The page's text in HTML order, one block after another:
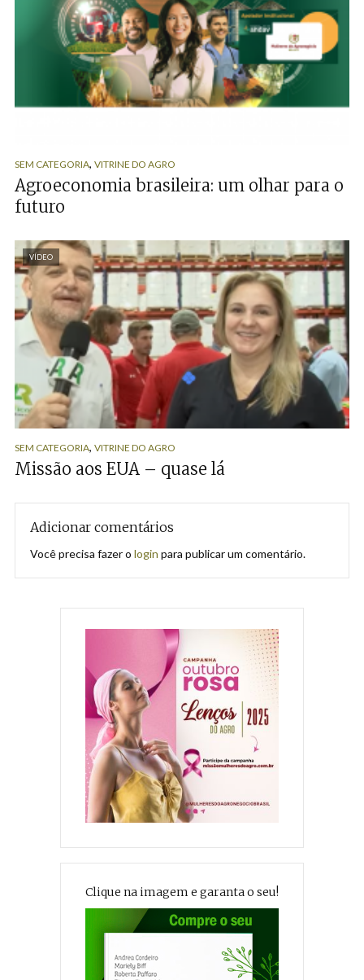
SEM CATEGORIA, VITRINE DO AGRO
Agroeconomia brasileira: um olhar para o
futuro
VÍDEO
SEM CATEGORIA, VITRINE DO AGRO
Missão aos EUA – quase lá
Adicionar comentários
Você precisa fazer o login para publicar um comentário.
Clique na imagem e garanta o seu!